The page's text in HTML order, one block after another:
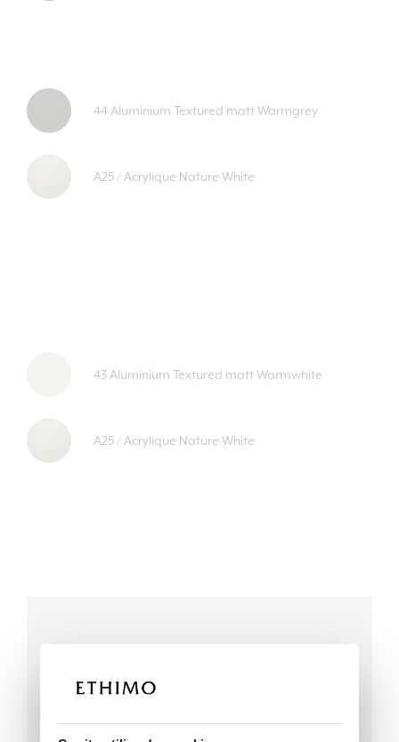
44 Aluminium Textured matt Warmgrey
A25 / Acrylique Nature White
43 Aluminium Textured matt Warmwhite
A25 / Acrylique Nature White